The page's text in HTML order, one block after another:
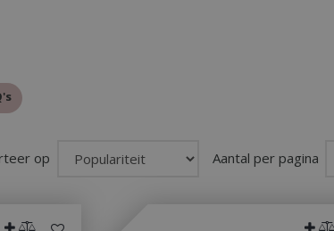
Aantal per pagina
op